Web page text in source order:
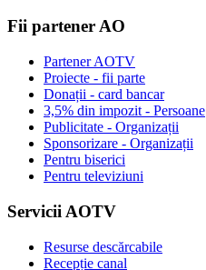
Fii partener AO
Partener AOTV
Proiecte - fii parte
Donații - card bancar
3,5% din impozit - Persoane
Publicitate - Organizații
Sponsorizare - Organizații
Pentru biserici
Pentru televiziuni
Servicii AOTV
Resurse descărcabile
Recepție canal